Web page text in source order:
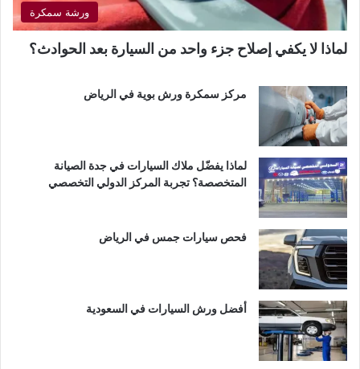
ورشة سمكرة
لماذا لا يكفي إصلاح جزء واحد من السيارة بعد الحوادث؟
مركز سمكرة ورش بوية في الرياض
لماذا يفضّل ملاك السيارات في جدة الصيانة
المتخصصة؟ تجربة المركز الدولي التخصصي
فحص سيارات جمس في الرياض
أفضل ورش السيارات في السعودية